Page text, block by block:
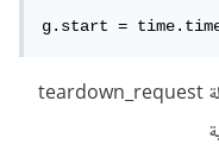
g.start =
والذي قُمت باستخدامه لاحقاً في الدالة teardown_request